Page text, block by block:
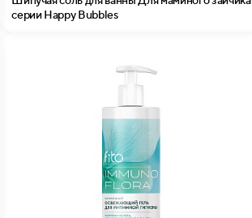
серии Happy Bubbles